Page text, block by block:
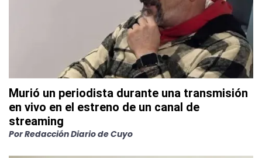
Murió un periodista durante una transmisión
en vivo en el estreno de un canal de
streaming
PorRedacción Diario de Cuyo